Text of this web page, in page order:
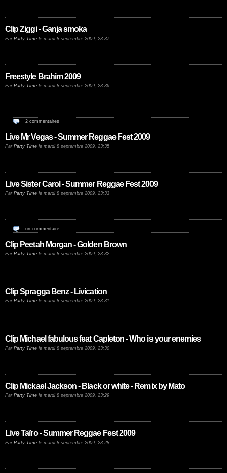
Clip Ziggi - Ganja smoka
Par Party Time le mardi 8 septembre 2009, 23:37
Freestyle Brahim 2009
Par Party Time le mardi 8 septembre 2009, 23:36
2 commentaires
Live Mr Vegas - Summer Reggae Fest 2009
Par Party Time le mardi 8 septembre 2009, 23:35
Live Sister Carol - Summer Reggae Fest 2009
Par Party Time le mardi 8 septembre 2009, 23:33
un commentaire
Clip Peetah Morgan - Golden Brown
Par Party Time le mardi 8 septembre 2009, 23:32
Clip Spragga Benz - Livication
Par Party Time le mardi 8 septembre 2009, 23:31
Clip Michael fabulous feat Capleton - Who is your enemies
Par Party Time le mardi 8 septembre 2009, 23:30
Clip Mickael Jackson - Black or white - Remix by Mato
Par Party Time le mardi 8 septembre 2009, 23:29
Live Taïro - Summer Reggae Fest 2009
Par Party Time le mardi 8 septembre 2009, 23:28